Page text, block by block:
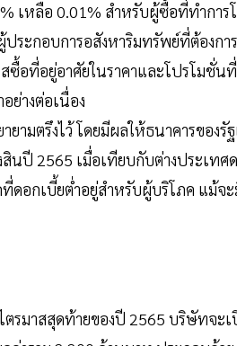
เหลือ 0.01% สำหรับผู้ซื้อที่ทำกา
ระกอบการอสังหาริมทรัพย์ที่ต้องกา
ซื้อที่อยู่อาศัยในราคาและโปรโมชั่
ย่างต่อเนื่อง
ยามตรึงไว้ โดยมีผลให้ธนาคารขอ
นปี 2565 เมื่อเทียบกับต่างประเท
ดอกเบี้ยต่ำอยู่สำหรับผู้บริโภค แม้จ
รมาสสุดท้ายของปี 2565 บริษัทจะ